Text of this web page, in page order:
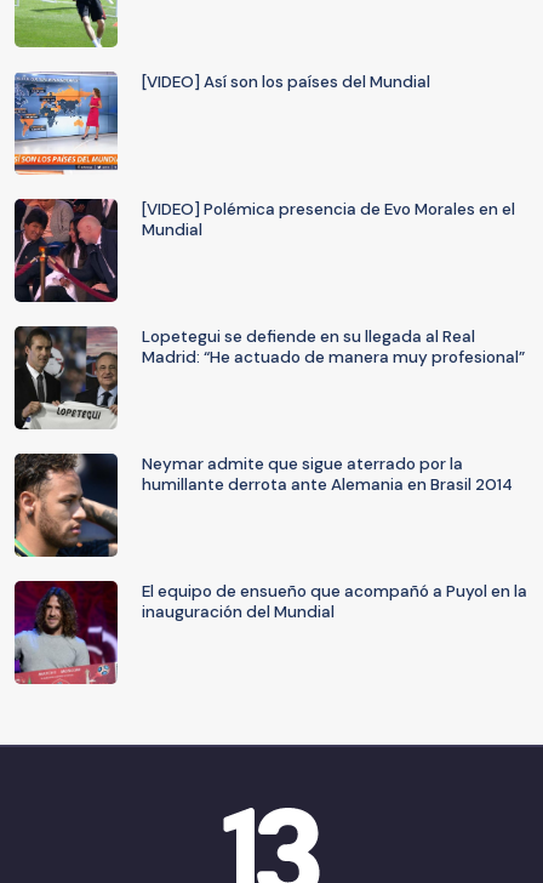
[VIDEO] Así son los países del Mundial
[VIDEO] Polémica presencia de Evo Morales en el
Mundial
Lopetegui se defiende en su llegada al Real
Madrid: “He actuado de manera muy profesional”
Neymar admite que sigue aterrado por la
humillante derrota ante Alemania en Brasil 2014
El equipo de ensueño que acompañó a Puyol en la
inauguración del Mundial